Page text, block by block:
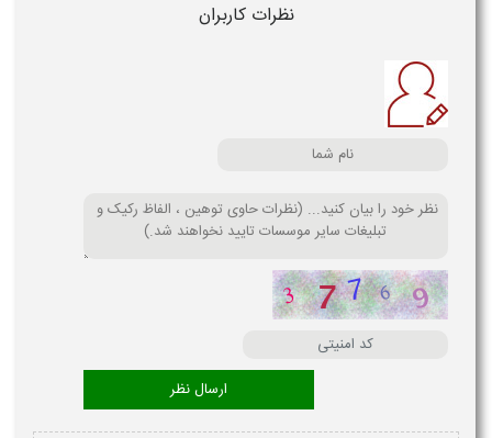
نظرات کاربران